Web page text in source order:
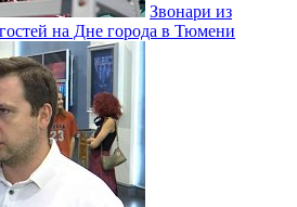
Звонари из
на Дне города в Тюмени